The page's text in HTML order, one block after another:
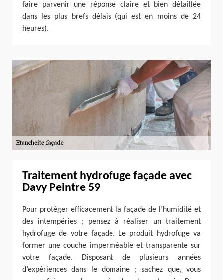
faire parvenir une réponse claire et bien détaillée
dans les plus brefs délais (qui est en moins de 24
heures).
Traitement hydrofuge façade avec
Davy Peintre 59
Pour protéger efficacement la façade de l’humidité et
des intempéries ; pensez à réaliser un traitement
hydrofuge de votre façade. Le produit hydrofuge va
former une couche imperméable et transparente sur
votre façade. Disposant de plusieurs années
d’expériences dans le domaine ; sachez que, vous